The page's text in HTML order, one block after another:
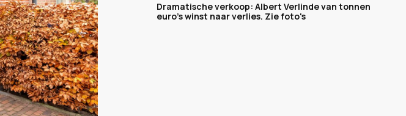
Dramatische verkoop: Albert Verlinde van tonnen
euro's winst naar verlies. Zie foto's